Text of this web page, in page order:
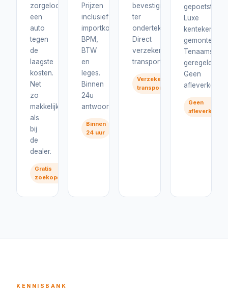
zorgeloos
een
auto
tegen
de
laagste
kosten.
Net
zo
makkelijk
als
bij
de
dealer.
Gratis
zoekopdracht
Prijzen
inclusief
importkosten,
BPM,
BTW
en
leges.
Binnen
24u
antwoord.
Binnen
24 uur
bevestiging
ter
ondertekening.
Direct
verzekerd
transport.
Verzekerd
transport
gepoetst.
Luxe
gemonteerd.
geregeld.
Geen
Geen
afleverkosten
KENNISBANK